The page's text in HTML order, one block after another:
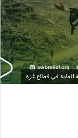
العامة في قطاع غزة